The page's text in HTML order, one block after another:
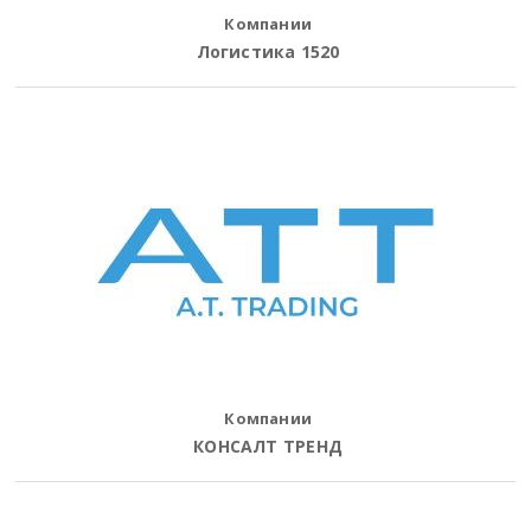
Компании
Логистика 1520
Компании
КОНСАЛТ ТРЕНД